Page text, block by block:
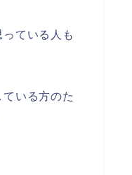
ている人も
いる方のた